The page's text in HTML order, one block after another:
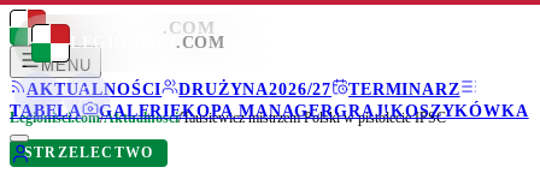
LEGIONISCI .COM
MENU
AKTUALNOŚCI
DRUŻYNA2026/27
TERMINARZ
TABELA
GALERIEKOPA MANAGERGRAJ!KOSZYKÓWKA
LEGIONISCI .COM
Legionisci.com/Aktualności/Tausiewicz mistrzem Polski w pistolecie IPSC
STRZELECTWO